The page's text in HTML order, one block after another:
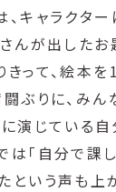
キャラクタ
んが出したお
って、絵本
ぶりに、み
演じている
「自分で課
いう声も上